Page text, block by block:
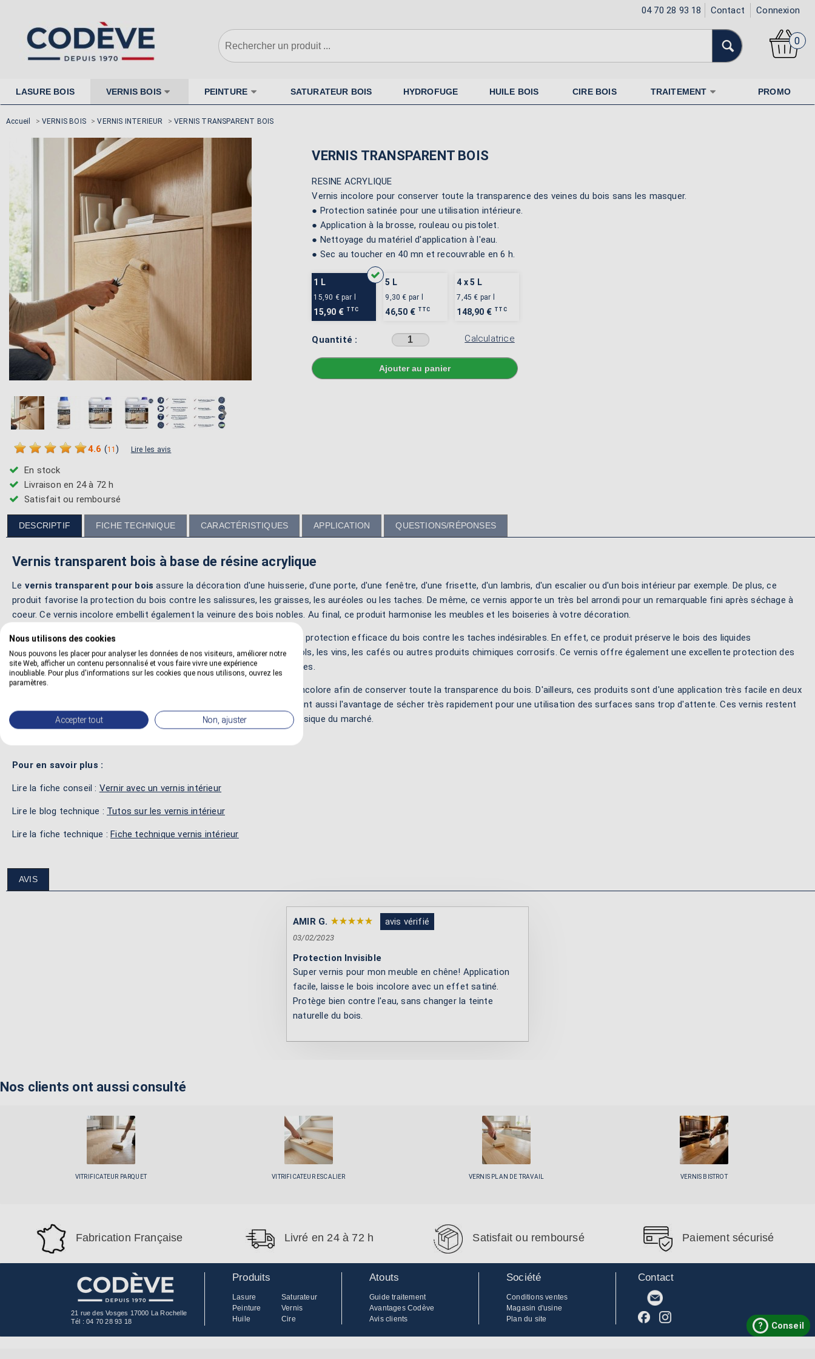
04 70 28 93 18 Contact Connexion
0
LASURE BOIS VERNIS BOIS PEINTURE SATURATEUR BOIS HYDROFUGE HUILE BOIS CIRE BOIS TRAITEMENT PROMO
Accueil > VERNIS BOIS > VERNIS INTERIEUR > VERNIS TRANSPARENT BOIS
›
4.6 (11 ) Lire les avis
En stock
Livraison en 24 à 72 h
Satisfait ou remboursé
VERNIS TRANSPARENT BOIS
RESINE ACRYLIQUE
Vernis incolore pour conserver toute la transparence des veines du bois sans les masquer.
● Protection satinée pour une utilisation intérieure.
● Application à la brosse, rouleau ou pistolet.
● Nettoyage du matériel d'application à l'eau.
● Sec au toucher en 40 mn et recouvrable en 6 h.
1 L
15,90 €par l
15,90 € TTC
5 L
9,30 € par l
46,50 € TTC
4 x 5 L
7,45 € par l
148,90 € TTC
Quantité : Calculatrice
Sélectionner une couleur avant d'ajouter au panier
DESCRIPTIF FICHE TECHNIQUE CARACTÉRISTIQUES APPLICATION QUESTIONS/RÉPONSES
Vernis transparent bois à base de résine acrylique
Le vernis transparent pour bois assure la décoration d'une huisserie, d'une porte, d'une fenêtre, d'une frisette, d'un lambris, d'un escalier ou d'un bois intérieur par exemple. De plus, ce
produit favorise la protection du bois contre les salissures, les graisses, les auréoles ou les taches. De même, ce vernis apporte un très bel arrondi pour un remarquable fini après séchage à
coeur. Ce vernis incolore embellit également la veinure des bois nobles. Au final, ce produit harmonise les meubles et les boiseries à votre décoration.
Ce vernis pour le bois reste une très bonne solution pour apporter une protection efficace du bois contre les taches indésirables. En effet, ce produit préserve le bois des liquides
alimentaires quotidiens tels les graisses, les huiles, les fruits, les alcools, les vins, les cafés ou autres produits chimiques corrosifs. Ce vernis offre également une excellente protection des
surfaces contre les salissures, les auréoles, les marques ou les coulures.
Ces vernis de finition à base d'eau conservent le veinage totalement incolore afin de conserver toute la transparence du bois. D'ailleurs, ces produits sont d'une application très facile en deux
ou trois couches à la brosse, au rouleau ou au pistolet. Ces produits ont aussi l'avantage de sécher très rapidement pour une utilisation des surfaces sans trop d'attente. Ces vernis restent
également parfaitement lavables à l'eau avec un simple détergent classique du marché.
Pour en savoir plus :
Lire la fiche conseil : Vernir avec un vernis intérieur
Lire le blog technique : Tutos sur les vernis intérieur
Lire la fiche technique :Fiche technique vernis intérieur
AVIS
AMIR G. avis vérifié
03/02/2023
Protection Invisible
Super vernis pour mon meuble en chêne! Application
facile, laisse le bois incolore avec un effet satiné.
Protège bien contre l'eau, sans changer la teinte
naturelle du bois.
Nos clients ont aussi consulté
VITRIFICATEUR PARQUET VITRIFICATEUR ESCALIER VERNIS PLAN DE TRAVAIL VERNIS BISTROT
nécessaire
Fabrication Française Livré en 24 à 72 h Satisfait ou remboursé Paiement sécurisé
21 rue des Vosges 17000 La Rochelle
Tél :04 70 28 93 18
Produits
Lasure
Saturateur
Peinture
Vernis
Huile
Cire
Atouts
Guide traitement
Avantages Codève
Avis clients
Société
Conditions ventes
Magasin d'usine
Plan du site
Contact
? Conseil
Nous utilisons des cookies
Nous pouvons les placer pour analyser les données de nos visiteurs, améliorer notre
site Web, afficher un contenu personnalisé et vous faire vivre une expérience
inoubliable. Pour plus d'informations sur les cookies que nous utilisons, ouvrez les
paramètres.
Accepter tout Non, ajuster